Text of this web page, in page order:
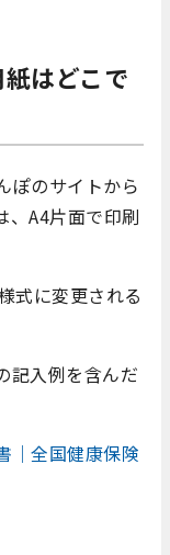
はどこで
ぽのサイトから
、A4片面で印刷
式に変更される
記入例を含んだ
｜全国健康保険